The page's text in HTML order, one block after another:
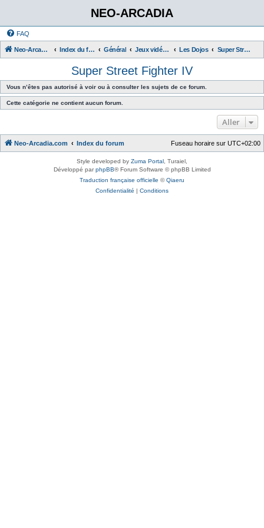
NEO-ARCADIA
FAQ
Neo-Arcadia.com Index du forum Général Jeux vidéo d'arcade Les Dojos Super Street Fighter IV
Super Street Fighter IV
Vous n’êtes pas autorisé à voir ou à consulter les sujets de ce forum.
Cette catégorie ne contient aucun forum.
Aller
Neo-Arcadia.com Index du forum Fuseau horaire sur UTC+02:00
Style developed by Zuma Portal , Turaiel,
Développé parphpBB® Forum Software © phpBB Limited
Traduction française officielle ©Qiaeru
Confidentialité | Conditions